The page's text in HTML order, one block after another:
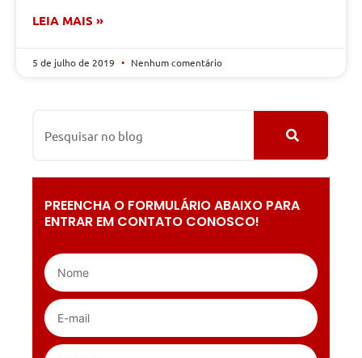
LEIA MAIS »
5 de julho de 2019 Nenhum comentário
PREENCHA O FORMULÁRIO ABAIXO PARA
ENTRAR EM CONTATO CONOSCO!